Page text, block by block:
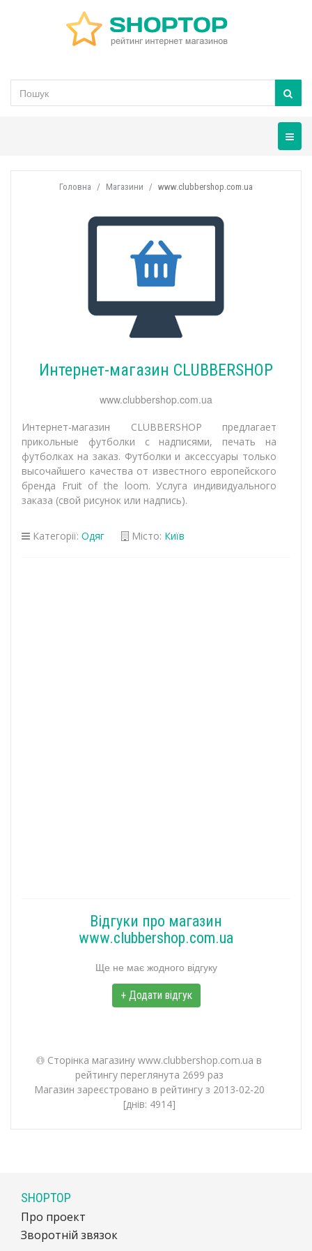
Головна Магазини www.clubbershop.com.ua
Интернет-магазин CLUBBERSHOP
www.clubbershop.com.ua
Интернет-магазин CLUBBERSHOP предлагает
прикольные футболки с надписями, печать на
футболках на заказ. Футболки и аксессуары только
высочайшего качества от известного европейского
бренда Fruit of the loom. Услуга индивидуального
заказа (свой рисунок или надпись).
Категорії: Одяг Місто: Київ
Відгуки про магазин
www.clubbershop.com.ua
Ще не має жодного відгуку
+ Додати відгук
Сторінка магазину www.clubbershop.com.ua в
рейтингу переглянута 2699 раз
Магазин зареєстровано в рейтингу з 2013-02-20
[днів: 4914]
SHOPTOP
Про проект
Зворотній звязок